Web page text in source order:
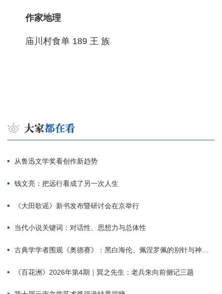
作家地理
庙川村食单 189 王 族
从鲁迅文学奖看创作新趋势
钱文亮：把远行看成了另一次人生
《大田歌谣》新书发布暨研讨会在京举行
当代小说关键词：对话性、思想力与总体性
古典学学者围观《奥德赛》：黑白海伦、佩涅罗佩的别针与神秘入侵者
《百花洲》2026年第4期｜巽之先生：老兵朱向前侧记三题